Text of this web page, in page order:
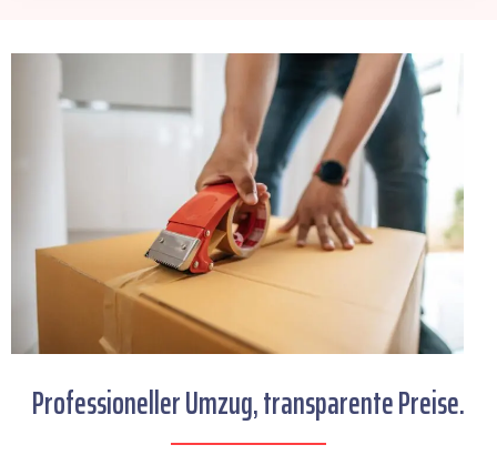
Professioneller Umzug, transparente Preise.